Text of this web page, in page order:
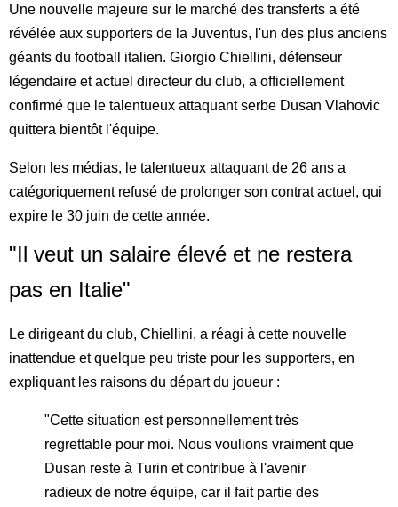
Une nouvelle majeure sur le marché des transferts a été
révélée aux supporters de la Juventus, l'un des plus anciens
géants du football italien. Giorgio Chiellini, défenseur
légendaire et actuel directeur du club, a officiellement
confirmé que le talentueux attaquant serbe Dusan Vlahovic
quittera bientôt l'équipe.
Selon les médias, le talentueux attaquant de 26 ans a
catégoriquement refusé de prolonger son contrat actuel, qui
expire le 30 juin de cette année.
"Il veut un salaire élevé et ne restera
pas en Italie"
Le dirigeant du club, Chiellini, a réagi à cette nouvelle
inattendue et quelque peu triste pour les supporters, en
expliquant les raisons du départ du joueur :
"Cette situation est personnellement très
regrettable pour moi. Nous voulions vraiment que
Dusan reste à Turin et contribue à l'avenir
radieux de notre équipe, car il fait partie des